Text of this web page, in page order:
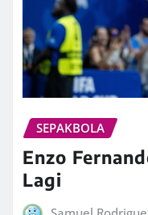
SEPAKBOLA
Enzo
Lagi